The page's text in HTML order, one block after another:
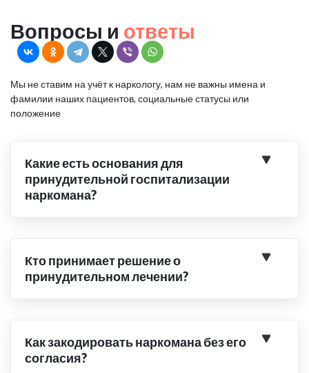
Вопросы и ответы
Мы не ставим на учёт к наркологу, нам не важны имена и
фамилии наших пациентов, социальные статусы или
положение
Какие есть основания для
принудительной госпитализации
наркомана?
Кто принимает решение о
принудительном лечении?
Как закодировать наркомана без его
согласия?